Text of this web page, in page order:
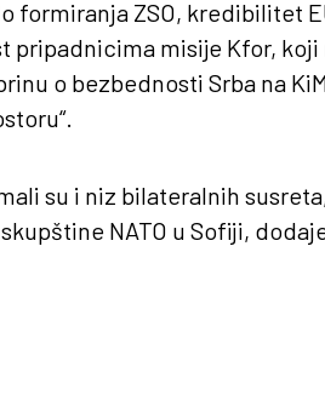
formiranja ZSO, kredibilitet
pripadnicima misije Kfor, koji
o bezbednosti Srba na
su i niz bilateralnih
NATO u Sofiji,